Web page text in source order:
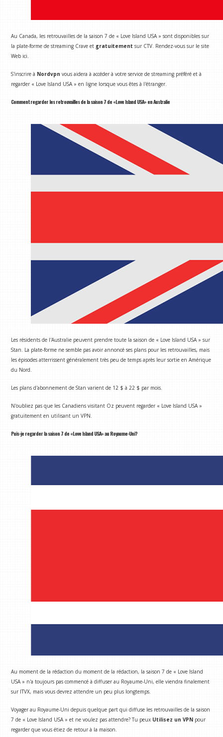
Au Canada, les retrouvailles de la saison 7 de « Love Island USA » sont disponibles sur
la plate-forme de streaming Crave et gratuitement sur CTV. Rendez-vous sur le site
Web ici.
S'inscrire à Nordvpn vous aidera à accéder à votre service de streaming préféré et à
regarder « Love Island USA » en ligne lorsque vous êtes à l'étranger.
Comment regarder les retrouvailles de la saison 7 de «Love Island USA» en Australie
Les résidents de l'Australie peuvent prendre toute la saison de « Love Island USA » sur
Stan. La plate-forme ne semble pas avoir annoncé ses plans pour les retrouvailles, mais
les épisodes atterrissent généralement très peu de temps après leur sortie en Amérique
du Nord.
Les plans d'abonnement de Stan varient de 12 $ à 22 $ par mois.
N'oubliez pas que les Canadiens visitant Oz peuvent regarder « Love Island USA »
gratuitement en utilisant un VPN.
Puis-je regarder la saison 7 de «Love Island USA» au Royaume-Uni?
Au moment de la rédaction du moment de la rédaction, la saison 7 de « Love Island
USA » n'a toujours pas commencé à diffuser au Royaume-Uni, elle viendra finalement
sur ITVX, mais vous devrez attendre un peu plus longtemps.
Voyager au Royaume-Uni depuis quelque part qui diffuse les retrouvailles de la saison
7 de « Love Island USA » et ne voulez pas attendre? Tu peux Utilisez un VPN pour
regarder que vous étiez de retour à la maison.